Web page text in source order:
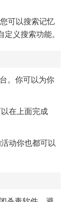
可以搜索记忆
义搜索功能。
。你可以为你
在上面完成
动你也都可以